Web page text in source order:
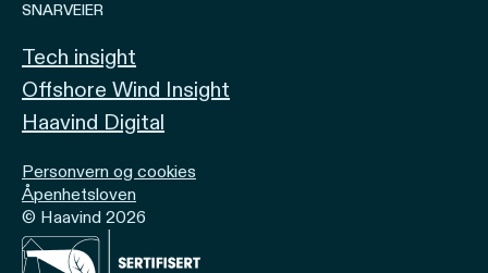
SNARVEIER
Tech insight
Offshore Wind Insight
Haavind Digital
Personvern og cookies
Åpenhetsloven
© Haavind 2026